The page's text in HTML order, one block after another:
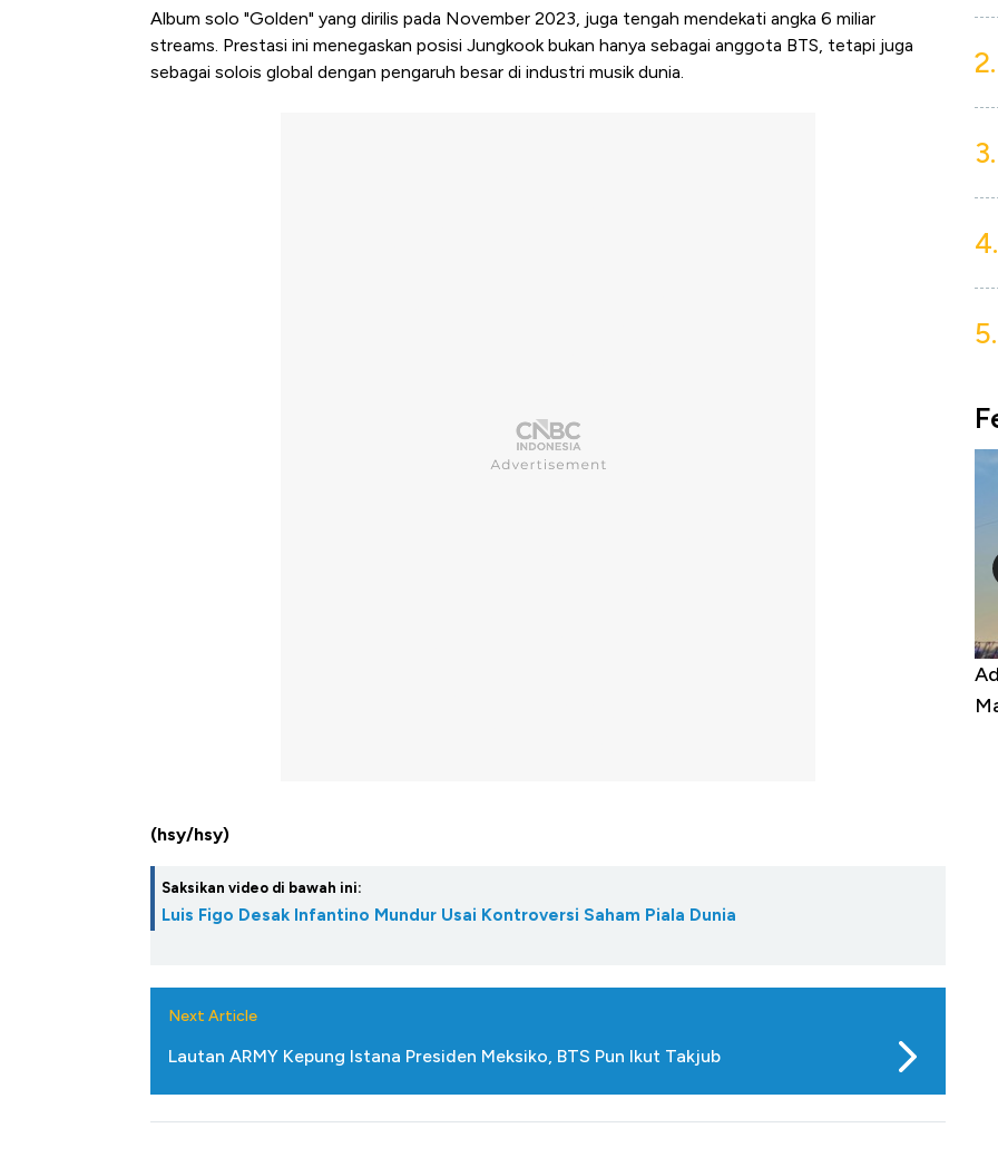
Album solo "Golden" yang dirilis pada November 2023, juga tengah mendekati angka 6 miliar
streams. Prestasi ini menegaskan posisi Jungkook bukan hanya sebagai anggota BTS, tetapi juga
sebagai solois global dengan pengaruh besar di industri musik dunia.
(hsy/hsy)
Saksikan video di bawah ini:
Luis Figo Desak Infantino Mundur Usai Kontroversi Saham Piala Dunia
Next Article
Lautan ARMY Kepung Istana Presiden Meksiko, BTS Pun Ikut Takjub
2.
3.
4.
5.